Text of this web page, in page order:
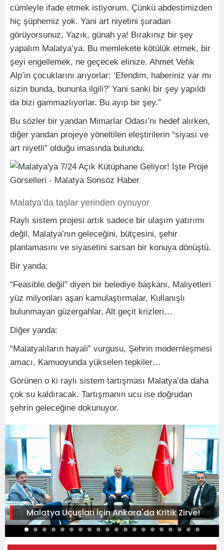
cümleyle ifade etmek istiyorum. Çünkü abdestimizden
hiç şüphemiz yok. Yani art niyetini şuradan
görüyorsunuz, Yazık, günah ya! Bırakınız bir şey
yapalım Malatya’ya. Bu memlekete kötülük etmek, bir
şeyi engellemek, ne geçecek elinize. Ahmet Vefik
Alp’in çocuklarını arıyorlar: ‘Efendim, haberiniz var mı
sizin bunda, bununla ilgili?’ Yani sanki bir şey yapıldı
da bizi gammazlıyorlar. Bu ayıp bir şey.”
Bu sözler bir yandan Mimarlar Odası’nı hedef alırken,
diğer yandan projeye yöneltilen eleştirilerin “siyasi ve
art niyetli” olduğu imasında bulundu.
Malatya’da taşlar yerinden oynuyor
Raylı sistem projesi artık sadece bir ulaşım yatırımı
değil, Malatya’nın geleceğini, bütçesini, şehir
planlamasını ve siyasetini sarsan bir konuya dönüştü.
Bir yanda:
“Feasible değil” diyen bir belediye başkanı, Maliyetleri
yüz milyonları aşan kamulaştırmalar, Kullanışlı
bulunmayan güzergahlar, Alt geçit krizleri…
Diğer yanda:
“Malatyalıların hayali” vurgusu, Şehrin modernleşmesi
amacı, Kamuoyunda yükselen tepkiler…
Görünen o ki raylı sistem tartışması Malatya’da daha
çok su kaldıracak. Tartışmanın ucu ise doğrudan
şehrin geleceğine dokunuyor.
Malatya Uçuşları İçin Ankara'da Kritik Zirve!